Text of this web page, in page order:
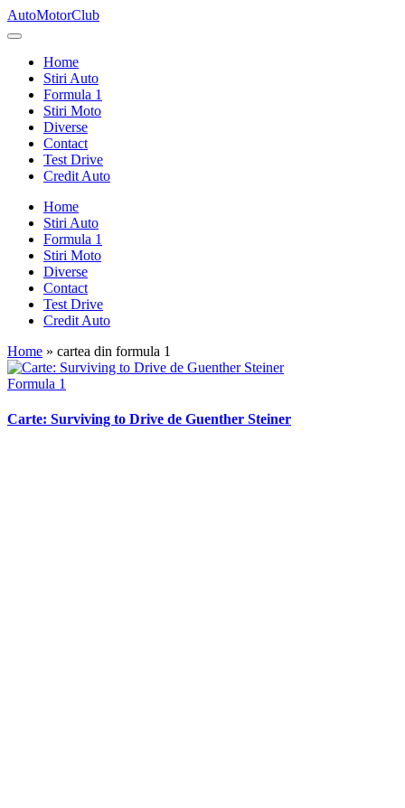
Skip
to
AutoMotorClub
Totul
masini
pasionatii
masini
Home
Stiri Auto
Formula 1
Stiri Moto
Diverse
Contact
Test Drive
Credit Auto
Home
Stiri Auto
Formula 1
Stiri Moto
Diverse
Contact
Test Drive
Credit Auto
Home » cartea din formula 1
Posted
Formula 1
Carte: Surviving to Drive de Guenther Steiner